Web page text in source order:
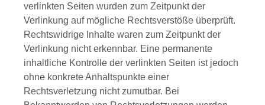
verlinkten Seiten wurden zum Zeitpunkt der
Verlinkung auf mögliche Rechtsverstöße überprüft.
Rechtswidrige Inhalte waren zum Zeitpunkt der
Verlinkung nicht erkennbar. Eine permanente
inhaltliche Kontrolle der verlinkten Seiten ist jedoch
ohne konkrete Anhaltspunkte einer
Rechtsverletzung nicht zumutbar. Bei